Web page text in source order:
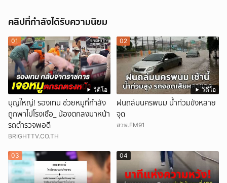
คลิปที่กำลังได้รับความนิยม
วิดีโอ
01
บุญใหญ่! รองเทน ช่วยหมูที่กำลัง
ถูกพาไปโรงเชือ_ น้องตกลงมาหน้า
รถตำรวจพอดี
BRIGHTTV.CO.TH
วิดีโอ
02
ฝนถล่มนครพนม น้ำท่วมขังหลาย
จุด
สวพ.FM91
03 04